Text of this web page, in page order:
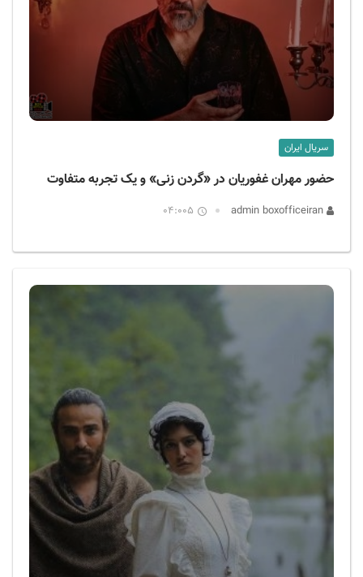
سریال ایران
حضور مهران غفوریان در «گردن زنی» و یک تجربه متفاوت
04:005